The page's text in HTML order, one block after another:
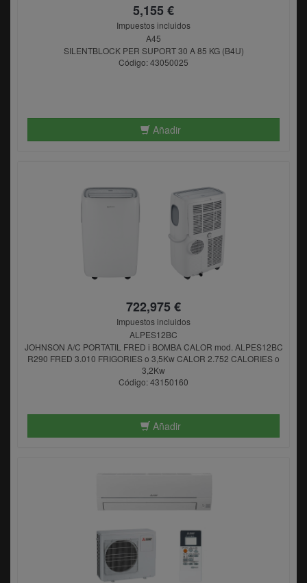
5,155 €
Impuestos incluidos
A45
SILENTBLOCK PER SUPORT 30 A 85 KG (B4U)
Código: 43050025
Añadir
722,975 €
Impuestos incluidos
ALPES12BC
JOHNSON A/C PORTATIL FRED i BOMBA CALOR mod. ALPES12BC
R290 FRED 3.010 FRIGORIES o 3,5Kw CALOR 2.752 CALORIES o
3,2Kw
Código: 43150160
Añadir